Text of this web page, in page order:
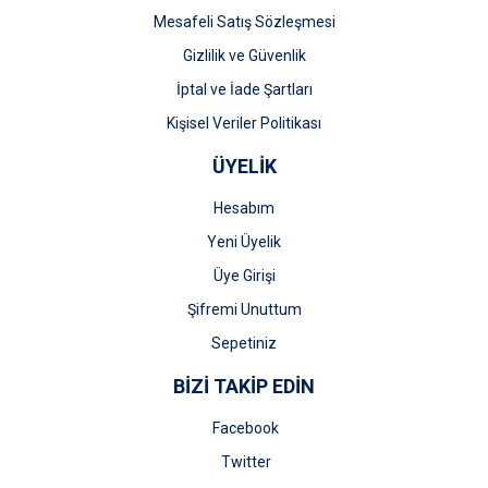
Mesafeli Satış Sözleşmesi
Gizlilik ve Güvenlik
İptal ve İade Şartları
Kişisel Veriler Politikası
ÜYELİK
Hesabım
Yeni Üyelik
Üye Girişi
Şifremi Unuttum
Sepetiniz
BİZİ TAKİP EDİN
Facebook
Twitter